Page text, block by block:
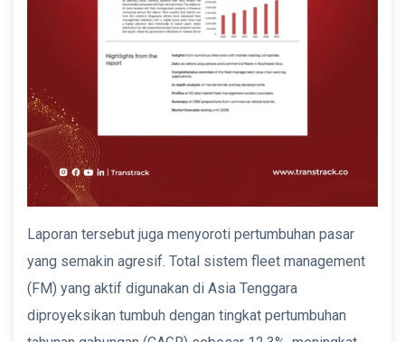
Laporan tersebut juga menyoroti pertumbuhan pasar
yang semakin agresif. Total sistem fleet management
(FM) yang aktif digunakan di Asia Tenggara
diproyeksikan tumbuh dengan tingkat pertumbuhan